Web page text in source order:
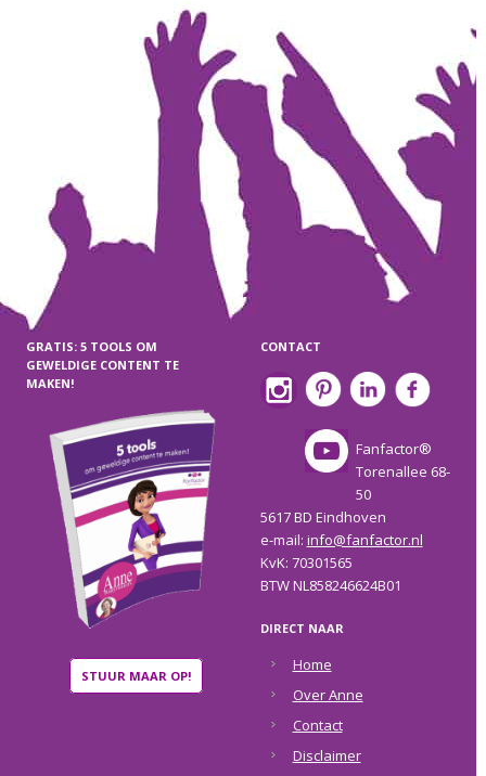
GRATIS: 5 TOOLS OM
GEWELDIGE CONTENT TE
MAKEN!
STUUR MAAR OP!
CONTACT
Fanfactor®
Torenallee 68-
50
5617 BD Eindhoven
e-mail: info@fanfactor.nl
KvK: 70301565
BTW NL858246624B01
DIRECT NAAR
Home
Over Anne
Contact
Disclaimer